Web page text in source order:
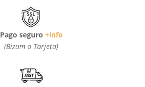
Pago seguro +info
(Bizum o Tarjeta)